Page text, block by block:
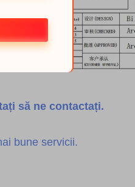
să ne contactați.
bune servicii.